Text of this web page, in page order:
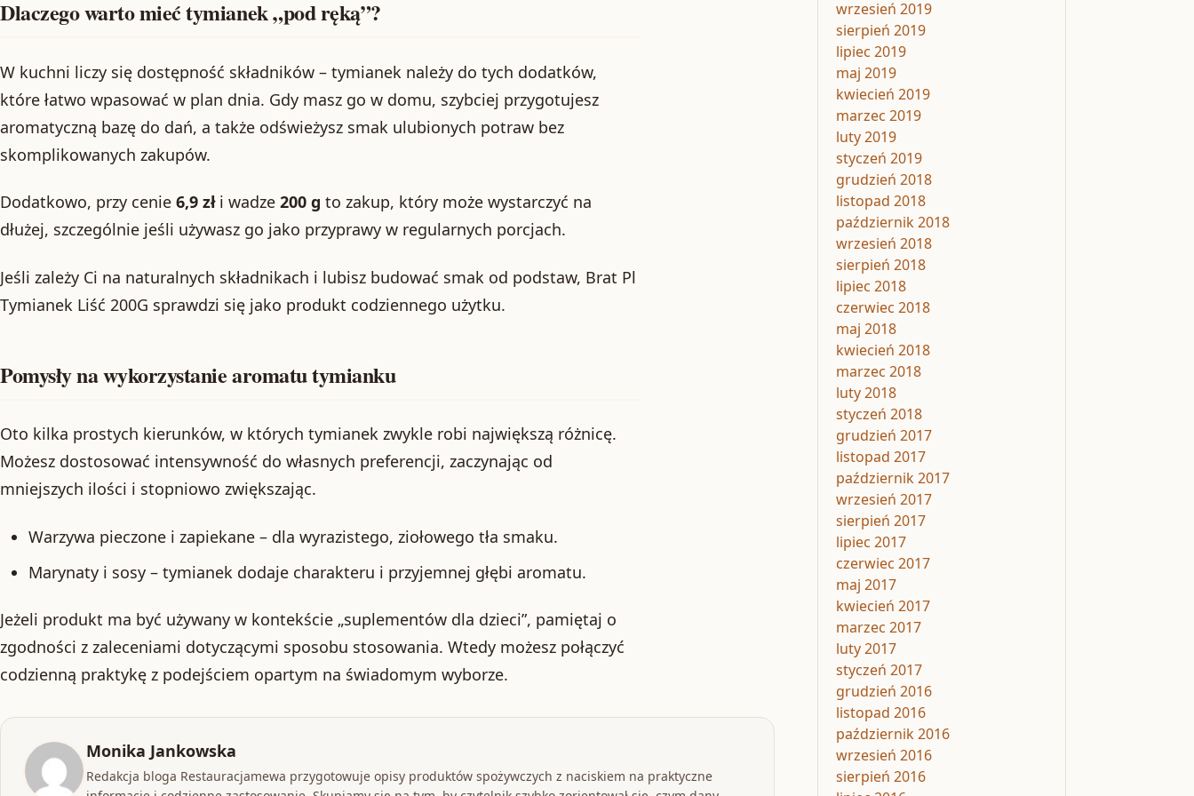
Dlaczego warto mieć tymianek „pod ręką”?
W kuchni liczy się dostępność składników – tymianek należy do tych dodatków,
które łatwo wpasować w plan dnia. Gdy masz go w domu, szybciej przygotujesz
aromatyczną bazę do dań, a także odświeżysz smak ulubionych potraw bez
skomplikowanych zakupów.
Dodatkowo, przy cenie 6,9 złi wadze 200 g to zakup, który może wystarczyć na
dłużej, szczególnie jeśli używasz go jako przyprawy w regularnych porcjach.
Jeśli zależy Ci na naturalnych składnikach i lubisz budować smak od podstaw, Brat Pl
Tymianek Liść 200G sprawdzi się jako produkt codziennego użytku.
Pomysły na wykorzystanie aromatu tymianku
Oto kilka prostych kierunków, w których tymianek zwykle robi największą różnicę.
Możesz dostosować intensywność do własnych preferencji, zaczynając od
mniejszych ilości i stopniowo zwiększając.
Warzywa pieczone i zapiekane – dla wyrazistego, ziołowego tła smaku.
Marynaty i sosy – tymianek dodaje charakteru i przyjemnej głębi aromatu.
Jeżeli produkt ma być używany w kontekście „suplementów dla dzieci”, pamiętaj o
zgodności z zaleceniami dotyczącymi sposobu stosowania. Wtedy możesz połączyć
codzienną praktykę z podejściem opartym na świadomym wyborze.
Monika Jankowska
Redakcja bloga Restauracjamewa przygotowuje opisy produktów spożywczych z naciskiem na praktyczne
wrzesień 2019
sierpień 2019
lipiec 2019
maj 2019
kwiecień 2019
marzec 2019
luty 2019
styczeń 2019
grudzień 2018
listopad 2018
październik 2018
wrzesień 2018
sierpień 2018
lipiec 2018
czerwiec 2018
maj 2018
kwiecień 2018
marzec 2018
luty 2018
styczeń 2018
grudzień 2017
listopad 2017
październik 2017
wrzesień 2017
sierpień 2017
lipiec 2017
czerwiec 2017
maj 2017
kwiecień 2017
marzec 2017
luty 2017
styczeń 2017
grudzień 2016
listopad 2016
październik 2016
wrzesień 2016
sierpień 2016